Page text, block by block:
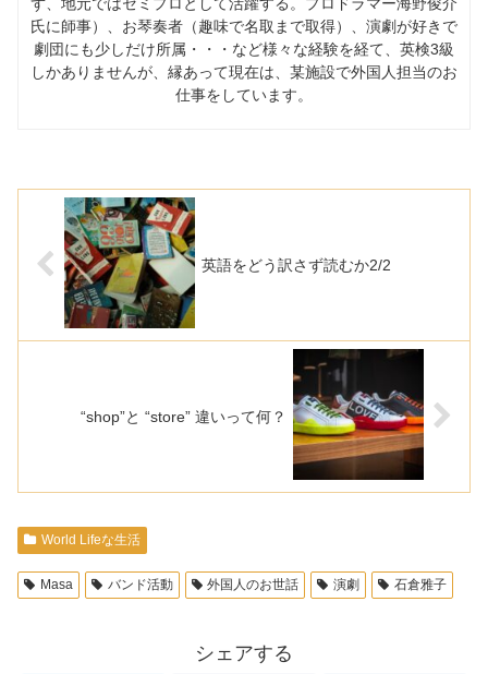
氏に師事）、お琴奏者（趣味で名取まで取得）、演劇が好きで
劇団にも少しだけ所属・・・など様々な経験を経て、英検3級
しかありませんが、縁あって現在は、某施設で外国人担当のお
仕事をしています。
英語をどう訳さず読むか2/2
“shop”と “store” 違いって何？
World Lifeな生活
Masa バンド活動 外国人のお世話 演劇 石倉雅子
シェアする